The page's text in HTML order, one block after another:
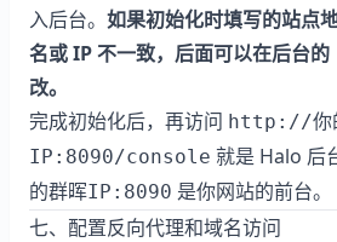
入后台。 如果初始化时填写的站点
名或 IP 不一致，后面可以在后台
改。
完成初始化后，再访问 http://你
IP:8090/console 就是 Halo 后
的群晖IP:8090 是你网站的前台。
七、配置反向代理和域名访问